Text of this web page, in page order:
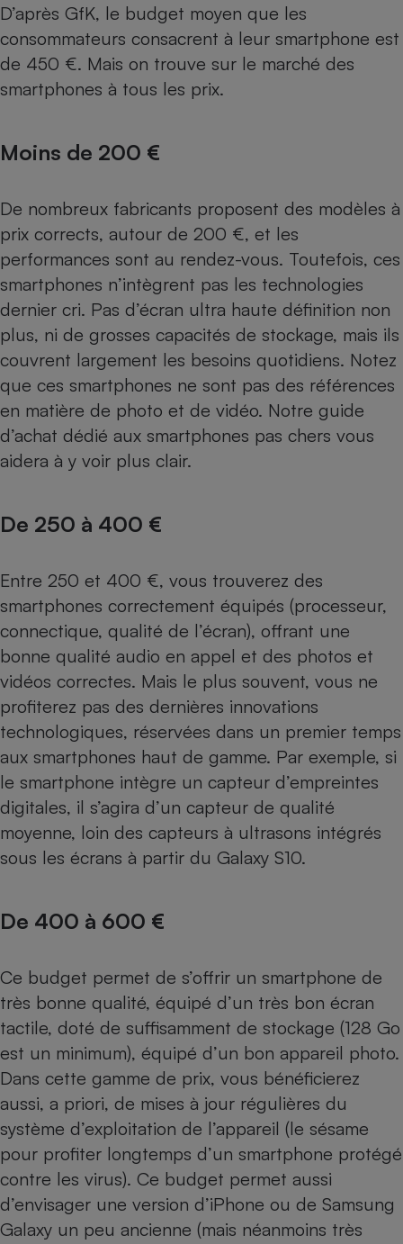
D’après GfK, le budget moyen que les
consommateurs consacrent à leur smartphone est
de 450 €. Mais on trouve sur le marché des
smartphones à tous les prix.
Moins de 200 €
De nombreux fabricants proposent des modèles à
prix corrects, autour de 200 €, et les
performances sont au rendez-vous. Toutefois, ces
smartphones n’intègrent pas les technologies
dernier cri. Pas d’écran ultra haute définition non
plus, ni de grosses capacités de stockage, mais ils
couvrent largement les besoins quotidiens. Notez
que ces smartphones ne sont pas des références
en matière de photo et de vidéo. Notre guide
d’achat dédié aux smartphones pas chers vous
aidera à y voir plus clair.
De 250 à 400 €
Entre 250 et 400 €, vous trouverez des
smartphones correctement équipés (processeur,
connectique, qualité de l’écran), offrant une
bonne qualité audio en appel et des photos et
vidéos correctes. Mais le plus souvent, vous ne
profiterez pas des dernières innovations
technologiques, réservées dans un premier temps
aux smartphones haut de gamme. Par exemple, si
le smartphone intègre un capteur d’empreintes
digitales, il s’agira d’un capteur de qualité
moyenne, loin des capteurs à ultrasons intégrés
sous les écrans à partir du Galaxy S10.
De 400 à 600 €
Ce budget permet de s’offrir un smartphone de
très bonne qualité, équipé d’un très bon écran
tactile, doté de suffisamment de stockage (128 Go
est un minimum), équipé d’un bon appareil photo.
Dans cette gamme de prix, vous bénéficierez
aussi, a priori, de mises à jour régulières du
système d’exploitation de l’appareil (le sésame
pour profiter longtemps d’un smartphone protégé
contre les virus). Ce budget permet aussi
d’envisager une version d’iPhone ou de Samsung
Galaxy un peu ancienne (mais néanmoins très